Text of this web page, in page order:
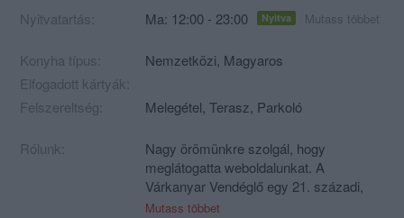
Nyitvatartás: Ma: 12:00 - 23:00 Nyitva Mutass többet
Konyha típus: Nemzetközi, Magyaros
Elfogadott kártyák:
Felszereltség:
Melegétel, Terasz, Parkoló
Rólunk:
Nagy örömünkre szolgál, hogy
meglátogatta weboldalunkat. A
Várkanyar Vendéglő egy 21. századi,
ám rendkívül stílusosan kialakított igazi
Mutass többet